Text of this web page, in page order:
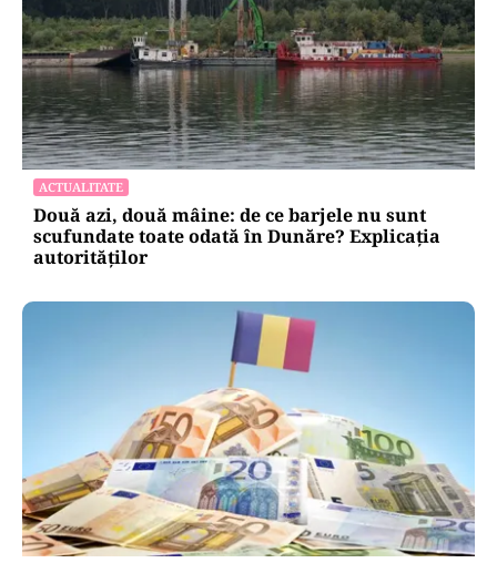
ACTUALITATE
Două azi, două mâine: de ce barjele nu sunt
scufundate toate odată în Dunăre? Explicația
autorităților